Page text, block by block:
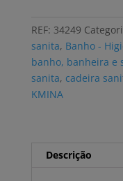
alteador
de
sanita
REF: 34249
sanita, Banho -
banho, banheira e
sanita, cadeira
KMINA
Descrição